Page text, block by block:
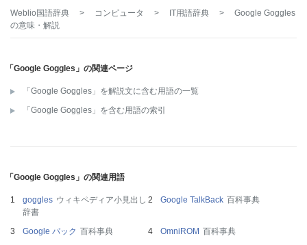
Weblio国語辞典 > コンピュータ > IT用語辞典 >
Google Goggles
の意味・解説
「Google Goggles」の関連ページ
「Google Goggles」を解説文に含む用語の一覧
「Google Goggles」を含む用語の索引
「Google Goggles」の関連用語
goggles ウィキペディア小見出し
辞書
Google TalkBack 百科事典
Google パック 百科事典 OmniROM 百科事典